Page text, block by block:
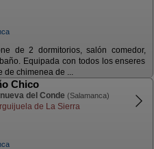
de 2 dormitorios, salón comedor,
Equipada con todos los enseres
de chimenea de ...
Chico
del Conde (Salamanca)
de La Sierra